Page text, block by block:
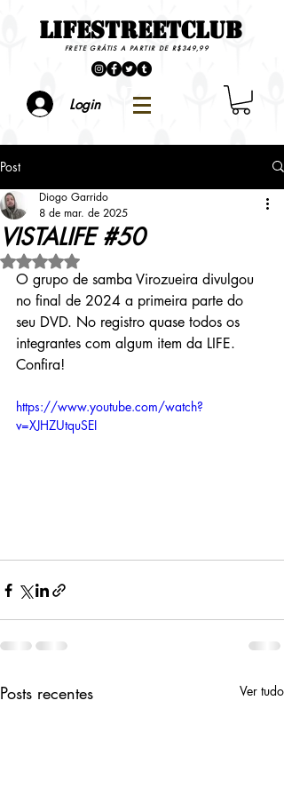
LIFESTREETCLUB
FRETE GRÁTIS A PARTIR DE R$349,99
Login
Post
VISTALIFE #50
Diogo Garrido
8 de mar. de 2025
Avaliado com NaN de 5 estrelas.
O grupo de samba Virozueira divulgou
no final de 2024 a primeira parte do
seu DVD. No registro quase todos os
integrantes com algum item da LIFE.
Confira!
https://www.youtube.com/watch?
v=XJHZUtquSEI
Posts recentes Ver tudo